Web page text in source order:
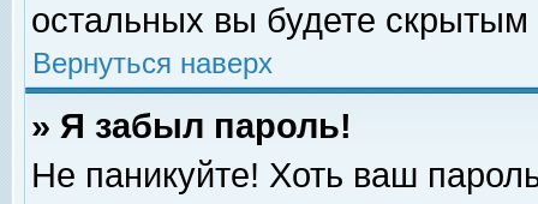
остальных вы будете скрытым
Вернуться наверх
» Я забыл пароль!
Не паникуйте! Хоть ваш